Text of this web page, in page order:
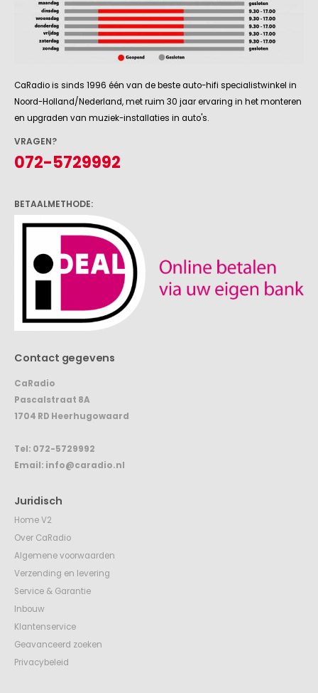
CaRadio is sinds 1996 één van de beste auto-hifi specialistwinkel in
Noord-Holland/Nederland, met ruim 30 jaar ervaring in het monteren
en upgraden van muziek-installaties in auto's.
VRAGEN?
072-5729992
BETAALMETHODE:
Contact gegevens
CaRadio
Pascalstraat 8A
1704 RD Heerhugowaard
Tel: 072-5729992
Email: info@caradio.nl
Juridisch
Home V2
Over CaRadio
Algemene voorwaarden
Verzending en levering
Service & Garantie
Inbouw
Klantenservice
Geavanceerd zoeken
Privacybeleid